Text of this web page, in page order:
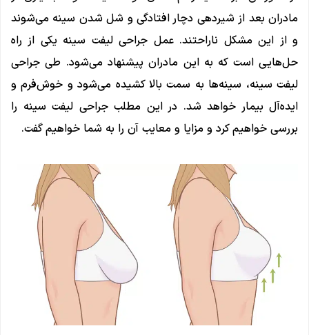
مادران بعد از شیردهی دچار افتادگی و شل شدن سینه می‌شوند
و از این مشکل ناراحتند. عمل جراحی لیفت سینه یکی از راه
حل‌هایی است که به این مادران پیشنهاد می‌شود. طی جراحی
لیفت سینه، سینه‌ها به سمت بالا کشیده می‌شود و خوش‌فرم و
ایده‌آل بیمار خواهد شد. در این مطلب جراحی لیفت سینه را
بررسی خواهیم کرد و مزایا و معایب آن را به شما خواهیم گفت.